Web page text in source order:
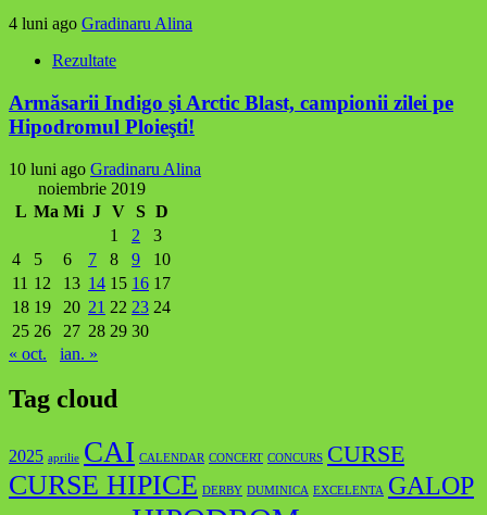
4 luni ago Gradinaru Alina
Rezultate
Armăsarii Indigo şi Arctic Blast, campionii zilei pe
Hipodromul Ploieşti!
10 luni ago Gradinaru Alina
noiembrie 2019
L Ma Mi J V S D
1
2
3
4
5 6 7 8 9
10
11 12 13 14 15 16 17
18 19 20 21 22 23 24
25 26 27 28 29 30
« oct.
ian. »
Tag cloud
2025 aprilie CAI CALENDAR CONCERT CONCURS CURSE
CURSE HIPICE DERBY DUMINICA EXCELENTA GALOP